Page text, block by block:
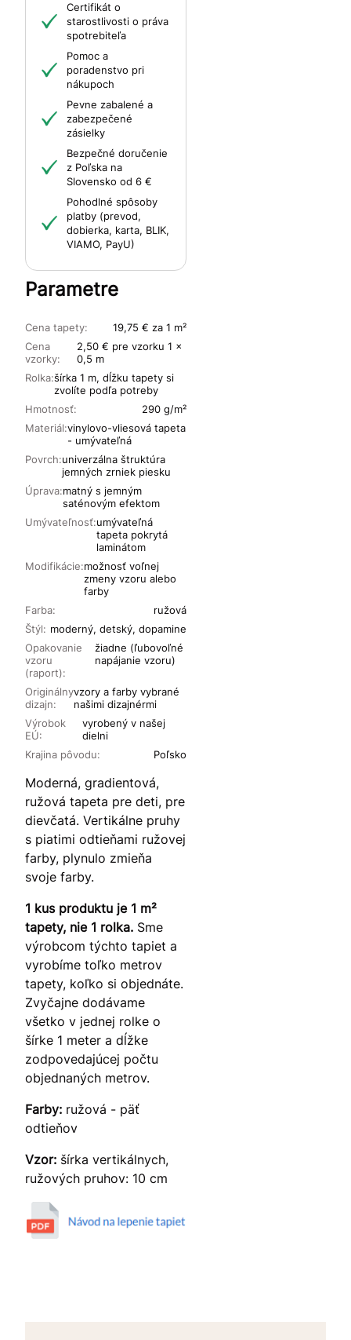
Certifikát o
starostlivosti o práva
spotrebiteľa
Pomoc a
poradenstvo pri
nákupoch
Pevne zabalené a
zabezpečené
zásielky
Bezpečné doručenie
z Poľska na
Slovensko od 6 €
Pohodlné spôsoby
platby (prevod,
dobierka, karta, BLIK,
VIAMO, PayU)
Parametre
Cena tapety:
19,75 € za 1 m²
Cena
vzorky:
2,50 € pre vzorku 1 x
0,5 m
Rolka:šírka 1 m, dĺžku tapety si
zvolíte podľa potreby
Materiál:vinylovo-vliesová tapeta
- umývateľná
Povrch:univerzálna štruktúra
jemných zrniek piesku
Úprava:matný s jemným
saténovým efektom
Umývateľnosť:umývateľná
tapeta pokrytá
laminátom
Modifikácie:možnosť voľnej
zmeny vzoru alebo
farby
Farba:
ružová
Opakovanie
vzoru
(raport):
žiadne (ľubovoľné
napájanie vzoru)
Originálny
dizajn:
vzory a farby vybrané
našimi dizajnérmi
Výrobok
EÚ:
vyrobený v našej
dielni
Hmotnosť: 290 g/m²
Štýl: moderný, detský, dopamine
Krajina pôvodu: Poľsko
Moderná, gradientová,
ružová tapeta pre deti, pre
dievčatá. Vertikálne pruhy
s piatimi odtieňami ružovej
farby, plynulo zmieňa
svoje farby.
1 kus produktu je 1 m²
tapety, nie 1 rolka. Sme
výrobcom týchto tapiet a
vyrobíme toľko metrov
tapety, koľko si objednáte.
Zvyčajne dodávame
všetko v jednej rolke o
šírke 1 meter a dĺžke
zodpovedajúcej počtu
objednaných metrov.
Farby: ružová - päť
odtieňov
Vzor: šírka vertikálnych,
ružových pruhov: 10 cm